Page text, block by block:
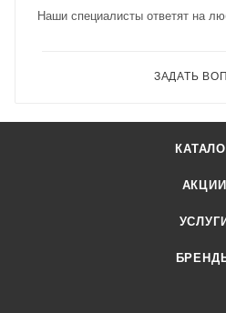
Наши специалисты ответят на
ЗАДАТЬ
АКЦИИ
УСЛУГИ